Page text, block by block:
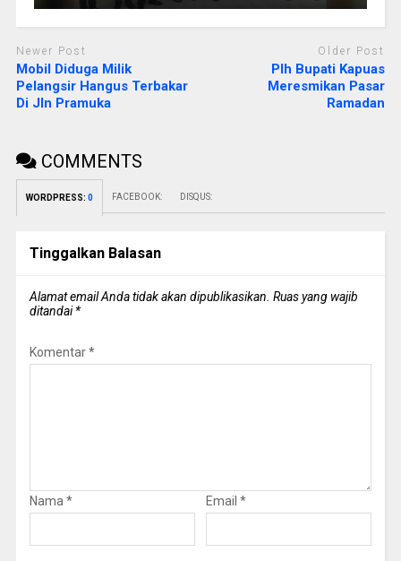
Newer Post
Mobil Diduga Milik
Pelangsir Hangus Terbakar
Di Jln Pramuka
Older Post
Plh Bupati Kapuas
Meresmikan Pasar
Ramadan
COMMENTS
WORDPRESS: 0 FACEBOOK: DISQUS:
Tinggalkan Balasan
Alamat email Anda tidak akan dipublikasikan. Ruas yang wajib
ditandai*
Komentar*
Nama* Email *